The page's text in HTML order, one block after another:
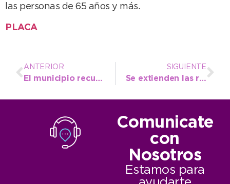
las personas de 65 años y más.
PLACA
ANTERIOR
El municipio recuperó once lotes fiscales que habían sido usurpados en la Villa del Deportista
SIGUIENTE
Se extienden las redes cloacales y de agua en la Avenida 91
Comunicate
con
Nosotros
Estamos para